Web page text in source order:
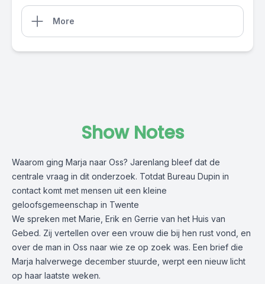
More
Show Notes
Waarom ging Marja naar Oss? Jarenlang bleef dat de
centrale vraag in dit onderzoek. Totdat Bureau Dupin in
contact komt met mensen uit een kleine
geloofsgemeenschap in Twente
We spreken met Marie, Erik en Gerrie van het Huis van
Gebed. Zij vertellen over een vrouw die bij hen rust vond, en
over de man in Oss naar wie ze op zoek was. Een brief die
Marja halverwege december stuurde, werpt een nieuw licht
op haar laatste weken.